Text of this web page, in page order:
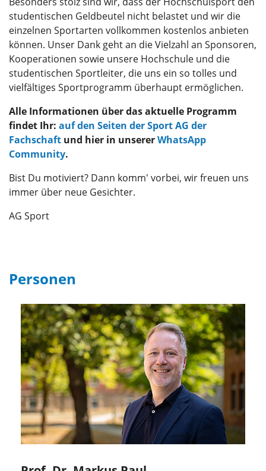
studentischen Geldbeutel nicht belastet und wir die
einzelnen Sportarten vollkommen kostenlos anbieten
können. Unser Dank geht an die Vielzahl an Sponsoren,
Kooperationen sowie unsere Hochschule und die
studentischen Sportleiter, die uns ein so tolles und
vielfältiges Sportprogramm überhaupt ermöglichen.
Alle Informationen über das aktuelle Programm
findet Ihr: auf den Seiten der Sport AG der
Fachschaft und hier in unsererWhatsApp
Community.
Bist Du motiviert? Dann komm' vorbei, wir freuen uns
immer über neue Gesichter.
AG Sport
Personen